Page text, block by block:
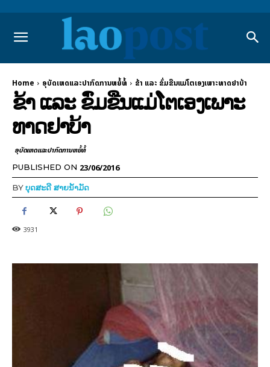
Home ອຸບັດເຫດແລະປາກົດການຫຍໍ້ທໍ້ ຂ້າ ແລະ ຂົ່ມຂືນແມ່ໂຕເອງເພາະທາດຢາບ້າ
ຂ້າ ແລະ ຂົ່ມຂືນແມ່ໂຕເອງເພາະ
ທາດຢາບ້າ
ອຸບັດເຫດແລະປາກົດການຫຍໍ້ທໍ້
PUBLISHED ON 23/06/2016
BYບຸດສະດີ ສາຍນ້ຳມັດ
3931